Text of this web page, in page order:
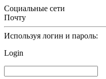
Социальные сети
Почту
Используя логин и пароль:
Login